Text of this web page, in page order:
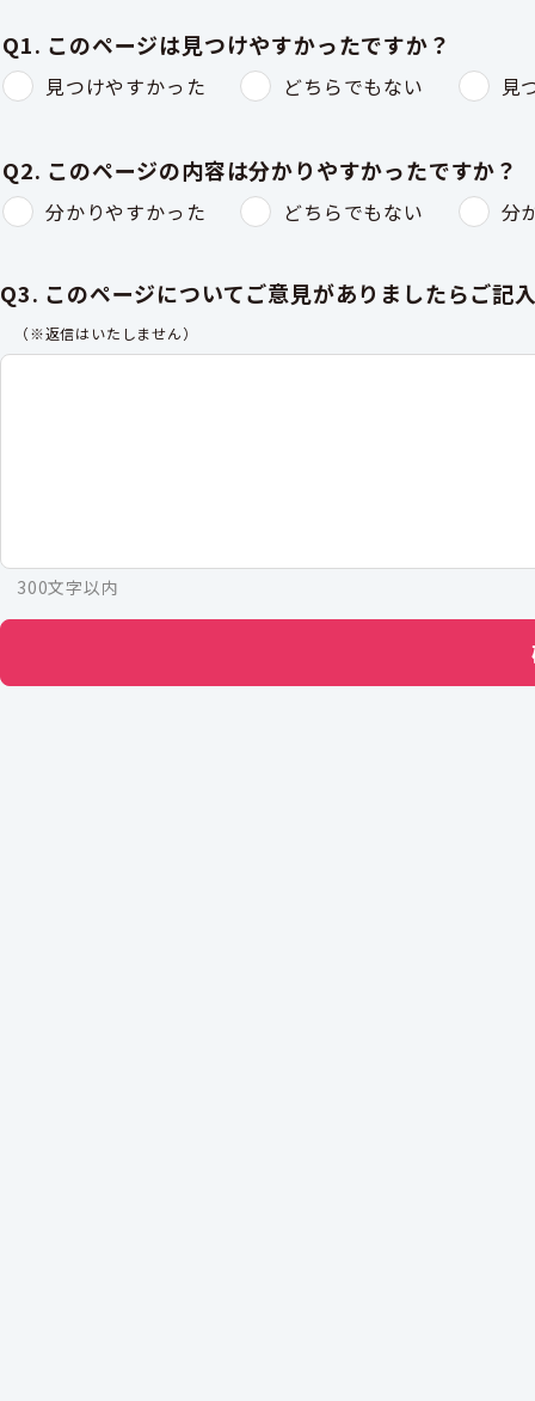
Q1. このページは見つけやすかったですか？
見つけやすかった どちらでもない 見
Q2. このページの内容は分かりやすかったですか？
分かりやすかった どちらでもない 分
Q3. このページについてご意見がありましたらご記
（※返信はいたしません）
300文字以内